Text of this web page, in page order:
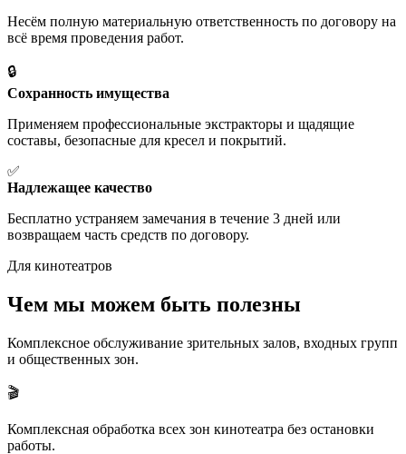
Несём полную материальную ответственность по договору на
всё время проведения работ.
🔒
Сохранность имущества
Применяем профессиональные экстракторы и щадящие
составы, безопасные для кресел и покрытий.
✅
Надлежащее качество
Бесплатно устраняем замечания в течение 3 дней или
возвращаем часть средств по договору.
Для кинотеатров
Чем мы можем быть полезны
Комплексное обслуживание зрительных залов, входных групп
и общественных зон.
🎬
Комплексная обработка всех зон кинотеатра без остановки
работы.